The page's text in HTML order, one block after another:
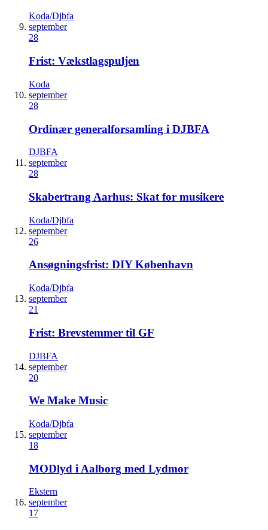
Koda/Djbfa
september
28
Frist: Vækstlagspuljen
Koda
september
28
Ordinær generalforsamling i DJBFA
DJBFA
september
28
Skabertrang Aarhus: Skat for musikere
Koda/Djbfa
september
26
Ansøgningsfrist: DIY København
Koda/Djbfa
september
21
Frist: Brevstemmer til GF
DJBFA
september
20
We Make Music
Koda/Djbfa
september
18
MODlyd i Aalborg med Lydmor
Ekstern
september
17